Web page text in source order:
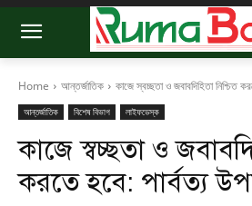
Home আন্তর্জাতিক কাজে স্বচ্ছতা ও জবাবদিহিতা নিশ্চিত
আন্তর্জাতিক বিশেষ বিভাগ লাইফডেস্ক
কাজে স্বচ্ছতা ও
করতে হবে: পার্বত্য